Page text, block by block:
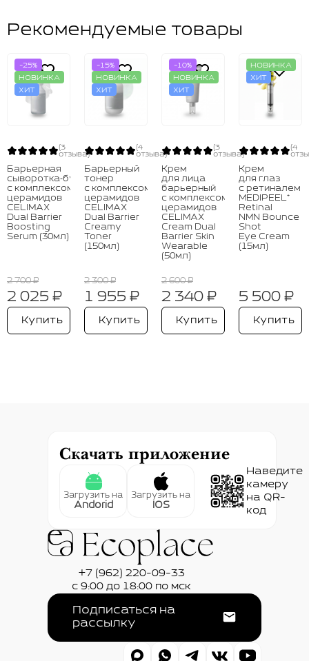
Рекомендуемые товары
-25%
НОВИНКА
ХИТ
(3
отзыва)
Барьерная
сыворотка‑бустер
с комплексом
церамидов
CELIMAX
Dual Barrier
Boosting
Serum (30мл)
2 700 ₽
2 025 ₽
Купить
-15%
НОВИНКА
ХИТ
(4
отзыва)
Барьерный
тонер
с комплексом
церамидов
CELIMAX
Dual Barrier
Creamy
Toner
(150мл)
2 300 ₽
1 955 ₽
Купить
-10%
НОВИНКА
ХИТ
(3
отзыва)
Крем
для лица
барьерный
с комплексом
церамидов
CELIMAX
Cream Dual
Barrier Skin
Wearable
(50мл)
2 600 ₽
2 340 ₽
Купить
НОВИНКА
ХИТ
(4
Крем
для глаз
с ретиналем
MEDIPEEL⁺
Retinal
NMN Bounce
Shot
Eye Cream
(15мл)
5 500 ₽
Купить
Скачать приложение
Загрузить на
Andorid
Загрузить на
IOS
Наведите
камеру
на QR-
код
+7 (962) 220-09-33
с 9:00 до 18:00 по мск
Подписаться на
рассылку